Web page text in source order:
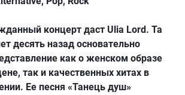
концерт даcт Ulia Lord. Та
десять назад основательно
как о женском образе
так и качественных хитах в
Ее песня «Танець душ»